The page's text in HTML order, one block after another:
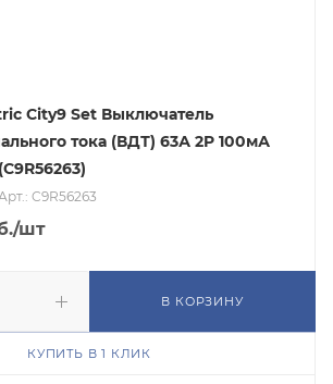
City9 Set Выключатель
тока (ВДТ) 63А 2P 100мА
C9R56263
/шт
В КОРЗИНУ
КУПИТЬ В 1 КЛИК